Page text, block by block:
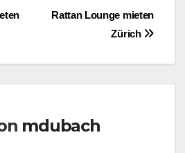
Rattan Lounge mieten
Zürich
mdubach